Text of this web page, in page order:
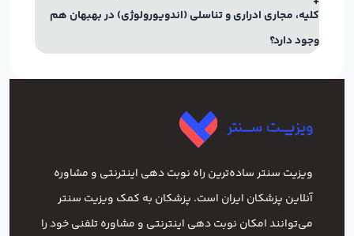
کلیه، مجاری ادراری و تناسلی (اندویورولوژی) در بهبهان هم
وجود دارد؟
ویزیت سنتر ساده‌ترین راه نوبت‌ دهی اینترنتی و مشاوره
آنلاین پزشکان ایران است. پزشکان به کمک ویزیت سنتر
می‌توانند امکان نوبت دهی اینترنتی و مشاوره تلفنی خود را